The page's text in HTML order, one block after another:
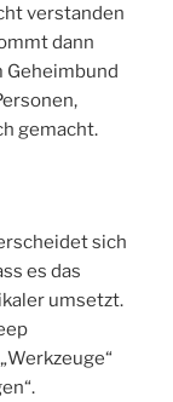
verstanden
dann
Geheimbund
gemacht.
sich
es das
umsetzt.